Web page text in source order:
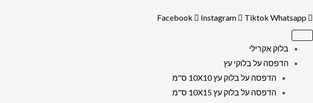
Facebook Instagram Tiktok Whatsapp
בלוק אקרילי
הדפסה על בלוקי עץ
הדפסה על בלוק עץ 10X10 ס"מ
הדפסה על בלוק עץ 10X15 ס"מ
הכותל
על
קנבס
או
זכוכית